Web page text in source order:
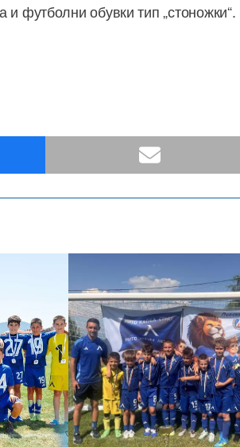
футболни обувки тип „стоножки“.